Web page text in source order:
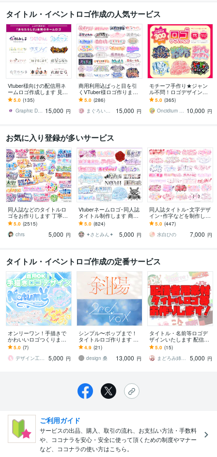
タイトル・イベントロゴ作成の人気サービス
Vtuber様向けの配信用ネ
ームロゴ作成します 見や
すい！あなたらしさ全開
のロゴで他の配信者に差
をつけよう！
5.0 (135)
Graphic Design_Grape 15,000 円
商用利用込ぱっと目を引
くVTuber様ロゴ作ります
お得なセット割有り￤初
めての依頼でも安心￤配
信画面も制作可能
5.0 (286)
まぐろいちご
15,000 円
モチーフ手作り★ジャン
ル不問！ロゴデザインし
ます アイドル/ゲーム/楽
曲/TV番組/YouTube/ネー
ムロゴ
5.0 (365)
Oncidium room 10,000 円
お気に入り登録が多いサービス
同人誌などのタイトルロ
ゴをお作りします 丁寧な
対応、豊富なテイスト、
スピード納品を心がけて
います！
5.0 (2515)
chrs
5,000 円
Vtuberネームロゴ･同人誌
タイトル制作します 商用
利用可！R18作品使用O
K！読みやすいロゴデザイ
ンします
5.0 (824)
✦さとみん✦
5,000 円
同人誌タイトル･文字デザ
イン･作字などを制作しま
す 現役デザイナーにタイ
トルロゴ・ネームロゴを
お任せください
5.0 (447)
水白ひの
7,000 円
タイトル・イベントロゴ作成の定番サービス
オンリーワン！手描きで
かわいいロゴつくります 4
K対応！パーツ分け可！！
◎困った時のお急ぎプラ
ンあります！
5.0 (7)
デザイン工房あねいぬ＠映える画像編集
5,000 円
シンプル〜ポップまで！
タイトルロゴ作ります 同
人活動・イベント・販促
キャンペーンで活躍する
目を引くロゴ
4.9 (21)
design 桑
13,000 円
タイトル・名前等ロゴデ
ザインいたします 配信素
材・ゲームや同人誌ロ
ゴ・何でもご相談くださ
い！
5.0 (15)
まどろみ姉さん
5,000 円
ご利用ガイド
サービスの出品、購入、取引の流れ、お支払い方法・手数料
や、ココナラを安心・安全に使って頂くための制度やマナー
など、ココナラの使い方はこちら。